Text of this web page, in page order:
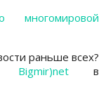
многомировой
раньше всех?
Bigmir)net в